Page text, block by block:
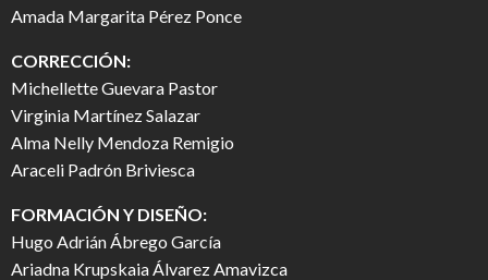
Amada Margarita Pérez Ponce
CORRECCIÓN:
Michellette Guevara Pastor
Virginia Martínez Salazar
Alma Nelly Mendoza Remigio
Araceli Padrón Briviesca
FORMACIÓN Y DISEÑO:
Hugo Adrián Ábrego García
Ariadna Krupskaia Álvarez Amavizca